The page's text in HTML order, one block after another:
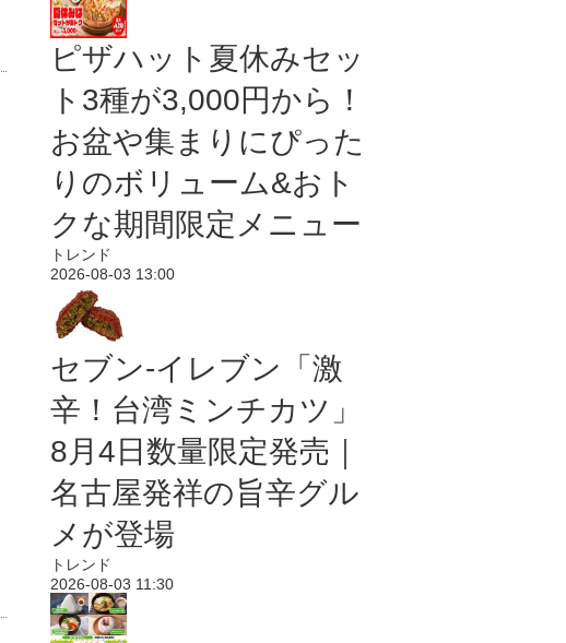
ピザハット夏休みセッ
ト3種が3,000円から！
お盆や集まりにぴった
りのボリューム&おト
クな期間限定メニュー
トレンド
2026-08-03 13:00
セブン-イレブン「激
辛！台湾ミンチカツ」
8月4日数量限定発売｜
名古屋発祥の旨辛グル
メが登場
トレンド
2026-08-03 11:30